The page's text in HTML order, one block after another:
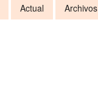
Actual Archivos